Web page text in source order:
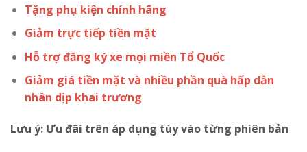
Tặng phụ kiện chính hãng
Giảm trực tiếp tiền mặt
Hỗ trợ đăng ký xe mọi miền Tổ Quốc
Giảm giá tiền mặt và nhiều phần quà hấp dẫn
nhân dịp khai trương
Lưu ý: Ưu đãi trên áp dụng tùy vào từng phiên bản